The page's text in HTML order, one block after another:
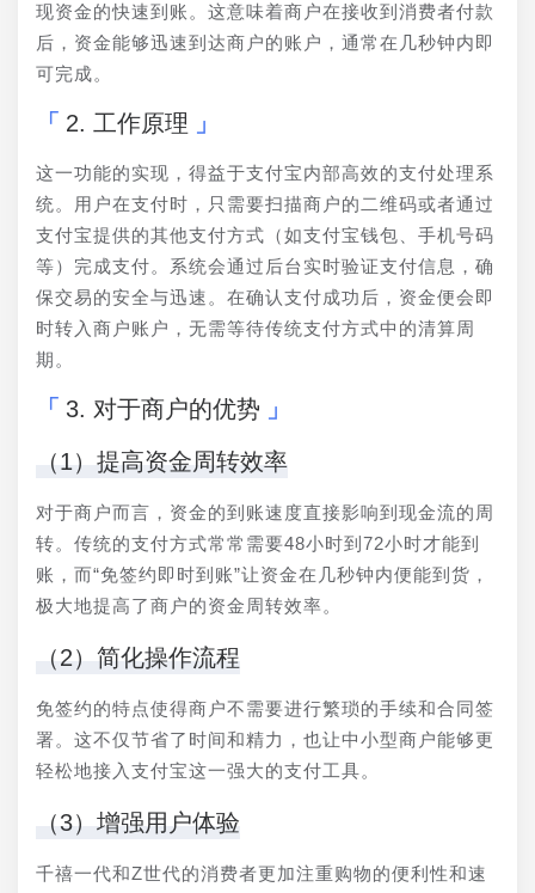
现资金的快速到账。这意味着商户在接收到消费者付款
后，资金能够迅速到达商户的账户，通常在几秒钟内即
可完成。
2. 工作原理
这一功能的实现，得益于支付宝内部高效的支付处理系
统。用户在支付时，只需要扫描商户的二维码或者通过
支付宝提供的其他支付方式（如支付宝钱包、手机号码
等）完成支付。系统会通过后台实时验证支付信息，确
保交易的安全与迅速。在确认支付成功后，资金便会即
时转入商户账户，无需等待传统支付方式中的清算周
期。
3. 对于商户的优势
（1）提高资金周转效率
对于商户而言，资金的到账速度直接影响到现金流的周
转。传统的支付方式常常需要48小时到72小时才能到
账，而“免签约即时到账”让资金在几秒钟内便能到货，
极大地提高了商户的资金周转效率。
（2）简化操作流程
免签约的特点使得商户不需要进行繁琐的手续和合同签
署。这不仅节省了时间和精力，也让中小型商户能够更
轻松地接入支付宝这一强大的支付工具。
（3）增强用户体验
千禧一代和Z世代的消费者更加注重购物的便利性和速